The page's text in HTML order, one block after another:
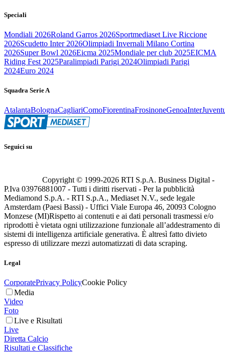
Speciali
Mondiali 2026Roland Garros 2026Sportmediaset Live Riccione
2026Scudetto Inter 2026Olimpiadi Invernali Milano Cortina
2026Super Bowl 2026Eicma 2025Mondiale per club 2025EICMA
Riding Fest 2025Paralimpiadi Parigi 2024Olimpiadi Parigi
2024Euro 2024
Squadra Serie A
AtalantaBolognaCagliariComoFiorentinaFrosinoneGenoaInter
Seguici su
Copyright © 1999-2026 RTI S.p.A. Business Digital -
P.Iva 03976881007 - Tutti i diritti riservati - Per la pubblicità
Mediamond S.p.A. - RTI S.p.A., Mediaset N.V., sede legale
Amsterdam (Paesi Bassi) - Uffici Viale Europa 46, 20093 Cologno
Monzese (MI)Rispetto ai contenuti e ai dati personali trasmessi e/o
riprodotti è vietata ogni utilizzazione funzionale all’addestramento di
sistemi di intelligenza artificiale generativa. È altresì fatto divieto
espresso di utilizzare mezzi automatizzati di data scraping.
Legal
CorporatePrivacy PolicyCookie Policy
Media
Video
Foto
Live e Risultati
Live
Diretta Calcio
Risultati e Classifiche